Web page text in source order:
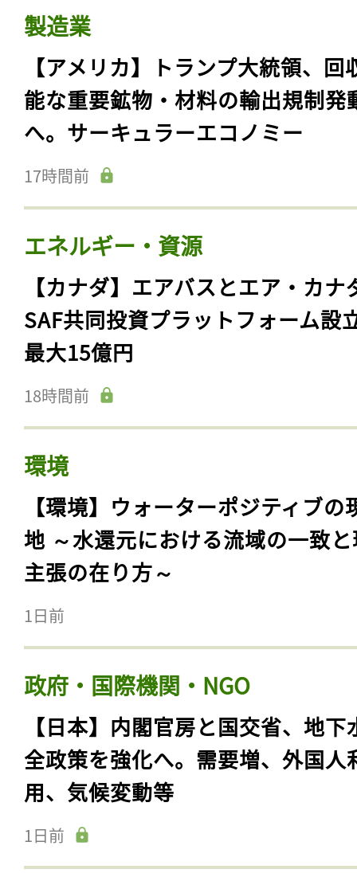
製造業
【アメリカ】トランプ大統領、回
能な重要鉱物・材料の輸出規制発
へ。サーキュラーエコノミー
17時間前
エネルギー・資源
【カナダ】エアバスとエア・カナ
SAF共同投資プラットフォーム設
最大15億円
18時間前
環境
【環境】ウォーターポジティブの
地 ～水還元における流域の一致
主張の在り方～
1日前
政府・国際機関・NGO
【日本】内閣官房と国交省、地下
全政策を強化へ。需要増、外国人
用、気候変動等
1日前